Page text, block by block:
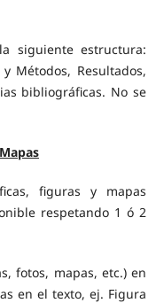
siguiente estructura:
Métodos, Resultados,
bibliográficas. No se
figuras y mapas
respetando 1 ó 2
fotos, mapas, etc.) en
en el texto, ej. Figura